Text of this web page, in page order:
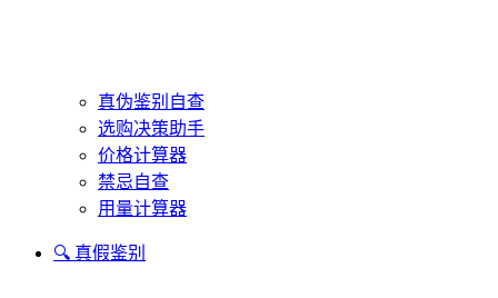
真伪鉴别自查
选购决策助手
价格计算器
禁忌自查
用量计算器
🔍 真假鉴别